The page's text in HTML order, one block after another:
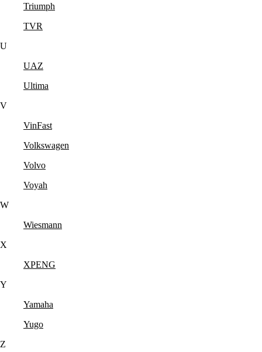
Triumph
TVR
U
UAZ
Ultima
V
VinFast
Volkswagen
Volvo
Voyah
W
Wiesmann
X
XPENG
Y
Yamaha
Yugo
Z